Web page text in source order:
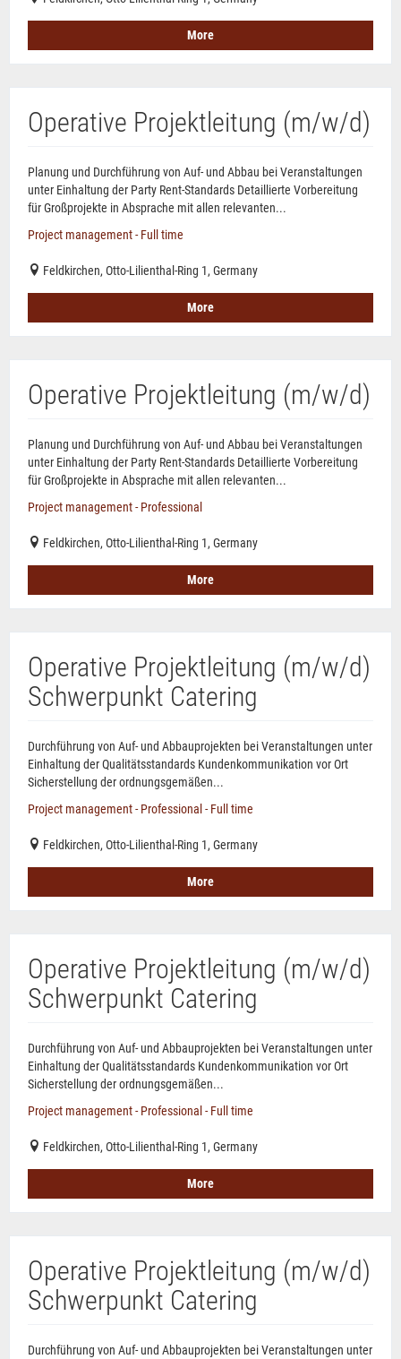
More
Operative Projektleitung (m/w/d)
Planung und Durchführung von Auf- und Abbau bei Veranstaltungen
unter Einhaltung der Party Rent-Standards Detaillierte Vorbereitung
für Großprojekte in Absprache mit allen relevanten...
Project management - Full time
Feldkirchen, Otto-Lilienthal-Ring 1, Germany
More
Operative Projektleitung (m/w/d)
Planung und Durchführung von Auf- und Abbau bei Veranstaltungen
unter Einhaltung der Party Rent-Standards Detaillierte Vorbereitung
für Großprojekte in Absprache mit allen relevanten...
Project management - Professional
Feldkirchen, Otto-Lilienthal-Ring 1, Germany
More
Operative Projektleitung (m/w/d)
Schwerpunkt Catering
Durchführung von Auf- und Abbauprojekten bei Veranstaltungen unter
Einhaltung der Qualitätsstandards Kundenkommunikation vor Ort
Sicherstellung der ordnungsgemäßen...
Project management - Professional - Full time
Feldkirchen, Otto-Lilienthal-Ring 1, Germany
More
Operative Projektleitung (m/w/d)
Schwerpunkt Catering
Durchführung von Auf- und Abbauprojekten bei Veranstaltungen unter
Einhaltung der Qualitätsstandards Kundenkommunikation vor Ort
Sicherstellung der ordnungsgemäßen...
Project management - Professional - Full time
Feldkirchen, Otto-Lilienthal-Ring 1, Germany
More
Operative Projektleitung (m/w/d)
Schwerpunkt Catering
Durchführung von Auf- und Abbauprojekten bei Veranstaltungen unter